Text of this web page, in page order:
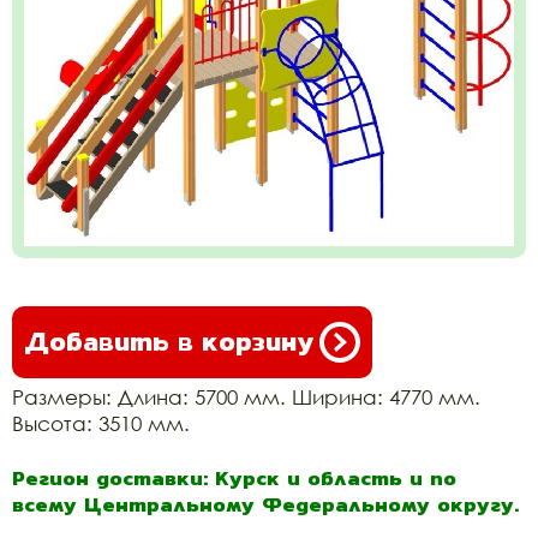
Добавить в корзину
Размеры: Длина: 5700 мм. Ширина: 4770 мм.
Высота: 3510 мм.
Регион доставки: Курск и область и по
всему Центральному Федеральному округу.